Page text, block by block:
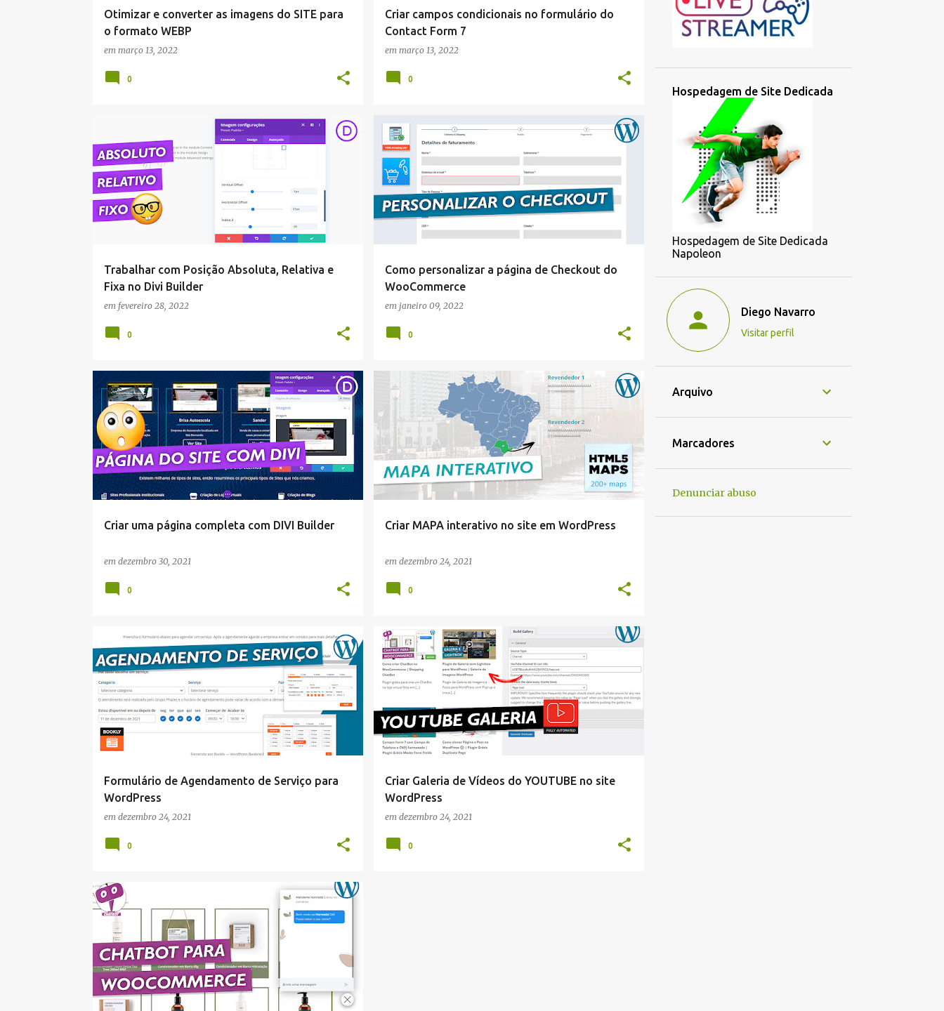
Otimizar e converter as imagens do SITE para
o formato WEBP
em março 13, 2022
0
Criar campos condicionais no formulário do
Contact Form 7
em março 13, 2022
0
Trabalhar com Posição Absoluta, Relativa e
Fixa no Divi Builder
em fevereiro 28, 2022
0
Como personalizar a página de Checkout do
WooCommerce
em janeiro 09, 2022
WORDPRESS
0
Criar uma página completa com DIVI Builder
em dezembro 30, 2021
DIVI
0
Criar MAPA interativo no site em WordPress
em dezembro 24, 2021
WORDPRESS
0
Formulário de Agendamento de Serviço para
WordPress
em dezembro 24, 2021
WORDPRESS
0
Criar Galeria de Vídeos do YOUTUBE no site
WordPress
em dezembro 24, 2021
WORDPRESS
0
WORDPRESS
Hospedagem de Site Dedicada
Hospedagem de Site Dedicada
Napoleon
Diego Navarro
Visitar perfil
Arquivo
Marcadores
Denunciar abuso